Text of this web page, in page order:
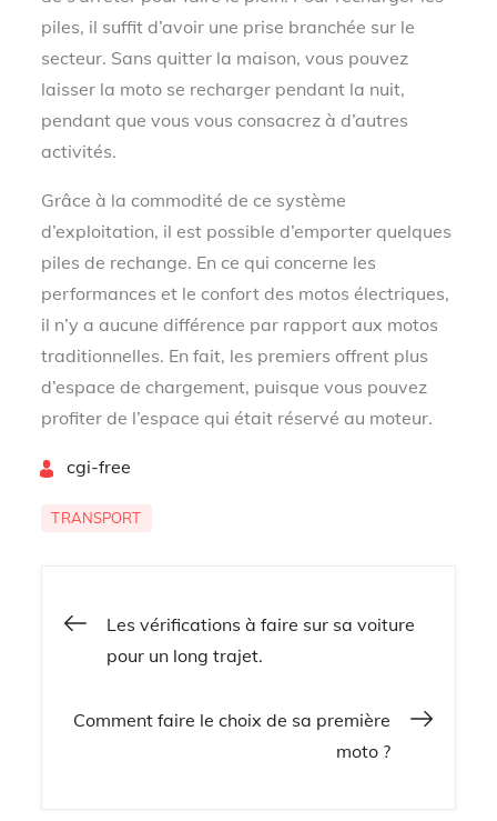
piles, il suffit d’avoir une prise branchée sur le
secteur. Sans quitter la maison, vous pouvez
laisser la moto se recharger pendant la nuit,
pendant que vous vous consacrez à d’autres
activités.
Grâce à la commodité de ce système
d’exploitation, il est possible d’emporter quelques
piles de rechange. En ce qui concerne les
performances et le confort des motos électriques,
il n’y a aucune différence par rapport aux motos
traditionnelles. En fait, les premiers offrent plus
d’espace de chargement, puisque vous pouvez
profiter de l’espace qui était réservé au moteur.
cgi-free
TRANSPORT
Navigation
Les vérifications à faire sur sa voiture
pour un long trajet.
Comment faire le choix de sa première
moto ?